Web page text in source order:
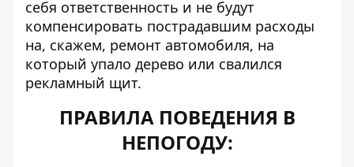
себя ответственность и не будут
компенсировать пострадавшим расходы
на, скажем, ремонт автомобиля, на
который упало дерево или свалился
рекламный щит.
ПРАВИЛА ПОВЕДЕНИЯ В
НЕПОГОДУ: